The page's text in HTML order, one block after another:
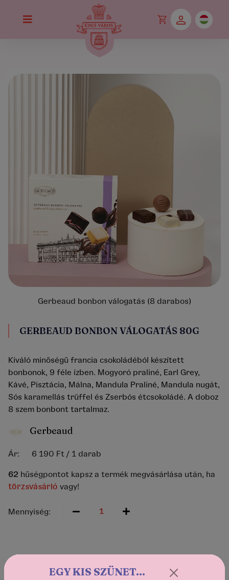
Gerbeaud bonbon válogatás (8 darabos)
GERBEAUD BONBON VÁLOGATÁS 80G
Kiváló minőségű francia csokoládéból készített
bonbonok, 9 féle ízben. Mogyoró praliné, Earl Grey,
Kávé, Pisztácia, Málna, Mandula Praliné, Mandula nugát,
Sós karamellás trüffel és Zserbós étcsokoládé. A doboz
8 szem bonbont tartalmaz.
Gerbeaud
Ár: 6 190 Ft / 1 darab
62 hűségpontot kapsz a termék megvásárlása után, ha
törzsvásárló vagy!
Mennyiség:
2026-08-11 12:30-tól
EGY KIS SZÜNET...